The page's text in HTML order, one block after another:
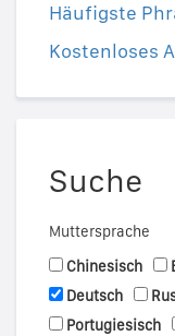
Häufigste
Kostenloses
Suche
Muttersprache
Chinesisch
Deutsch
Portugiesisch